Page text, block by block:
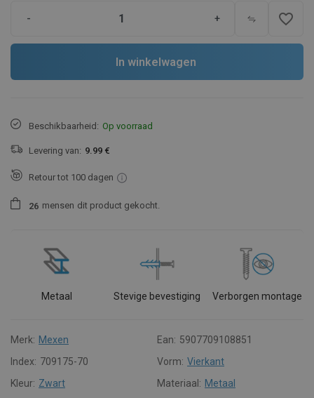
- + favorite_border
In winkelwagen
Beschikbaarheid: Op voorraad
Levering van: 9.99 €
Retour tot 100 dagen
26 mensen dit product gekocht.
Metaal Stevige bevestiging Verborgen montage
Merk: Mexen Ean: 5907709108851
Index: 709175-70 Vorm: Vierkant
Kleur: Zwart Materiaal: Metaal